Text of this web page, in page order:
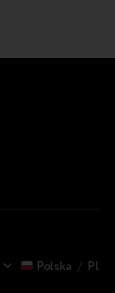
Polska / Pl